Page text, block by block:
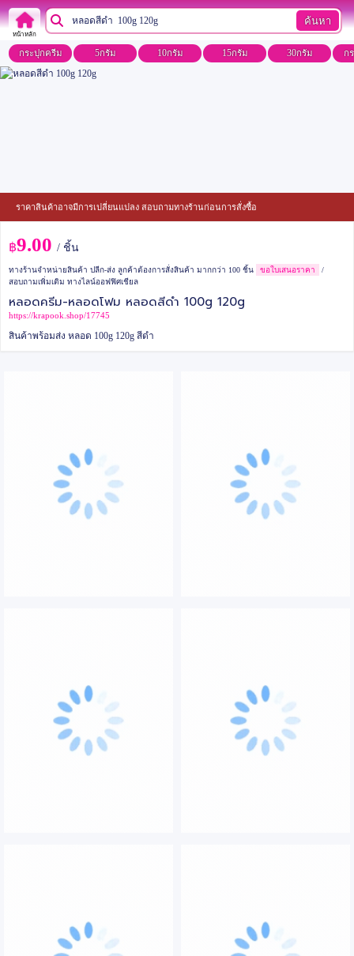
หน้าหลัก
ค้นหา
กระปุกครีม 5กรัม 10กรัม 15กรัม 30กรัม ก
ราคาสินค้าอาจมีการเปลี่ยนแปลง สอบถามทางร้านก่อนการสั่งซื้อ
฿9.00 / ชิ้น
ทางร้านจำหน่ายสินค้า ปลีก-ส่ง ลูกค้าต้องการสั่งสินค้า มากกว่า 100 ชิ้น ขอใบเสนอราคา
/
สอบถามเพิ่มเติม ทางไลน์ออฟฟิศเชียล
หลอดครีม-หลอดโฟม หลอดสีดำ 100g 120g
https://krapook.shop/17745
สินค้าพร้อมส่ง หลอด 100g 120g สีดำ